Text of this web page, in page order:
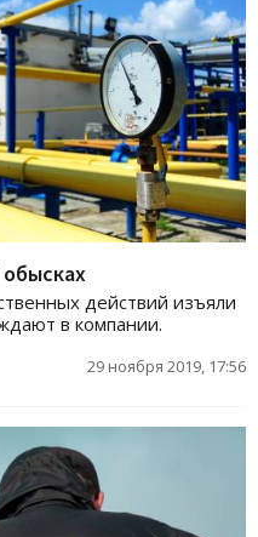
действий изъяли
в компании.
29 ноября 2019, 17:56